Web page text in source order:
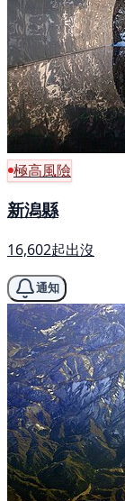
極高風險
新潟縣
16,602起出沒
通知